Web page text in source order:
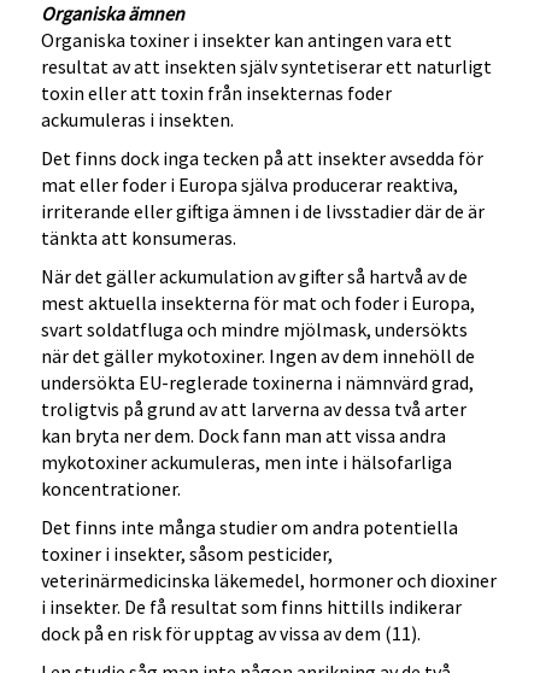
Organiska ämnen
Organiska toxiner i insekter kan antingen vara ett
resultat av att insekten själv syntetiserar ett naturligt
toxin eller att toxin från insekternas foder
ackumuleras i insekten.
Det finns dock inga tecken på att insekter avsedda för
mat eller foder i Europa själva producerar reaktiva,
irriterande eller giftiga ämnen i de livsstadier där de är
tänkta att konsumeras.
När det gäller ackumulation av gifter så hartvå av de
mest aktuella insekterna för mat och foder i Europa,
svart soldatfluga och mindre mjölmask, undersökts
när det gäller mykotoxiner. Ingen av dem innehöll de
undersökta EU-reglerade toxinerna i nämnvärd grad,
troligtvis på grund av att larverna av dessa två arter
kan bryta ner dem. Dock fann man att vissa andra
mykotoxiner ackumuleras, men inte i hälsofarliga
koncentrationer.
Det finns inte många studier om andra potentiella
toxiner i insekter, såsom pesticider,
veterinärmedicinska läkemedel, hormoner och dioxiner
i insekter. De få resultat som finns hittills indikerar
dock på en risk för upptag av vissa av dem (11).